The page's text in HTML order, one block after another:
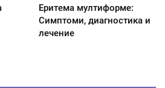
Еритема мултиформе:
Симптоми, диагностика и
лечение